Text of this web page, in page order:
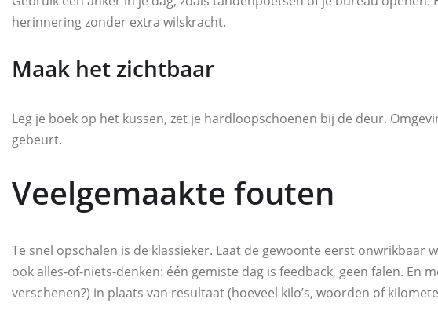
herinnering zonder extra wilskracht.
Maak het zichtbaar
Leg je boek op het kussen, zet je hardloopschoenen bij de deur.
gebeurt.
Veelgemaakte fouten
Te snel opschalen is de klassieker. Laat de gewoonte eerst
ook alles-of-niets-denken: één gemiste dag is feedback, geen falen. En
verschenen?) in plaats van resultaat (hoeveel kilo’s, woorden of